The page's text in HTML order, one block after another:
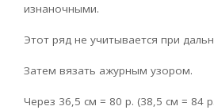
изнаночными.
Этот ряд не учитывается при
Затем вязать ажурным узором.
Через 36,5 см = 80 р. (38,5 см = 84